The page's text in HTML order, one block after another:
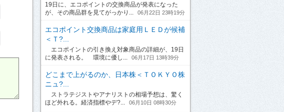
19日に、エコポイントの交換商品が発表になった
が、その商品群を見てがっかり...
06月22日 23時19分
エコポイント交換商品は家庭用ＬＥＤが候補
＜Ｔ?...
エコポイントの引き換え対象商品の詳細が、19日
に発表される。 環境に優し...
06月17日 13時39分
どこまで上がるのか、日本株＜ＴＯＫＹＯ株
ニュ?...
ストラテジストやアナリストの相場予想は、驚く
ほど外れる。経済指標やデ?...
06月10日 08時30分